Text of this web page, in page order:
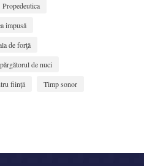
Propedeutica
impusă
de forţă
de nuci
ființă
Timp sonor